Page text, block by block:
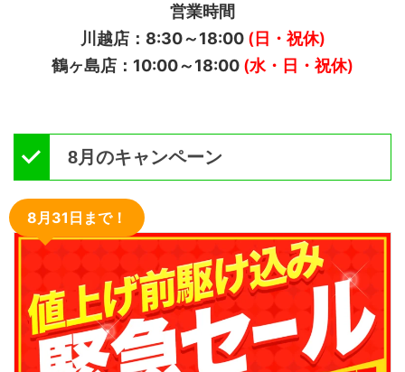
営業時間
川越店：8:30～18:00(日・祝休)
鶴ヶ島店：10:00～18:00 (水・日・祝休)
8月のキャンペーン
8月31日まで！